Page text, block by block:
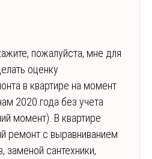
пожалуйста, мне для
оценку
в квартире на момент
2020 года без учета
момент). В квартире
ремонт с выравниванием
заменой сантехники,